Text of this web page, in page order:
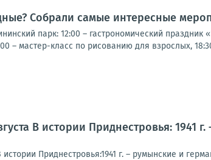
Собрали самые интересные
парк: 12:00 – гастрономический
– мастер-класс по рисованию для взрослых, 18:30
В истории Приднестровья: 1941
Приднестровья:1941 г. – румынские и